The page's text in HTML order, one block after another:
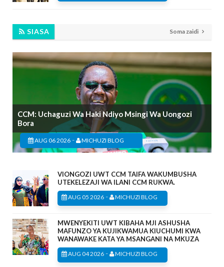
SIASA Soma zaidi
CCM: Uchaguzi Wa Haki Ndiyo Msingi Wa Uongozi
Bora
AUG 06 2026 - MICHUZI BLOG
VIONGOZI UWT CCM TAIFA WAKUMBUSHA
UTEKELEZAJI WA ILANI CCM RUKWA.
AUG 05 2026 - MICHUZI BLOG
MWENYEKITI UWT KIBAHA MJI ASHUSHA
MAFUNZO YA KUJIKWAMUA KIUCHUMI KWA
WANAWAKE KATA YA MSANGANI NA MKUZA
AUG 04 2026 - MICHUZI BLOG